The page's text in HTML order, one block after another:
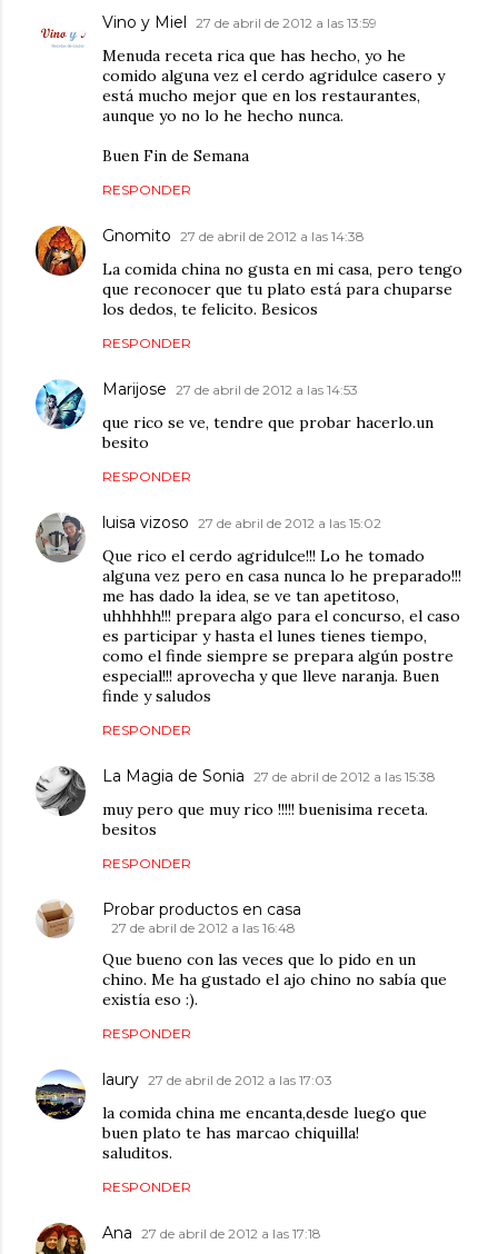
Vino y Miel 27 de abril de 2012 a las 13:59
Menuda receta rica que has hecho, yo he
comido alguna vez el cerdo agridulce casero y
está mucho mejor que en los restaurantes,
aunque yo no lo he hecho nunca.
Buen Fin de Semana
RESPONDER
Gnomito 27 de abril de 2012 a las 14:38
La comida china no gusta en mi casa, pero tengo
que reconocer que tu plato está para chuparse
los dedos, te felicito. Besicos
RESPONDER
Marijose 27 de abril de 2012 a las 14:53
que rico se ve, tendre que probar hacerlo.un
besito
RESPONDER
luisa vizoso 27 de abril de 2012 a las 15:02
Que rico el cerdo agridulce!!! Lo he tomado
alguna vez pero en casa nunca lo he preparado!!!
me has dado la idea, se ve tan apetitoso,
uhhhhh!!! prepara algo para el concurso, el caso
es participar y hasta el lunes tienes tiempo,
como el finde siempre se prepara algún postre
especial!!! aprovecha y que lleve naranja. Buen
finde y saludos
RESPONDER
La Magia de Sonia 27 de abril de 2012 a las 15:38
muy pero que muy rico !!!!! buenisima receta.
besitos
RESPONDER
Probar productos en casa
27 de abril de 2012 a las 16:48
Que bueno con las veces que lo pido en un
chino. Me ha gustado el ajo chino no sabía que
existía eso :).
RESPONDER
laury 27 de abril de 2012 a las 17:03
la comida china me encanta,desde luego que
buen plato te has marcao chiquilla!
saluditos.
RESPONDER
Ana 27 de abril de 2012 a las 17:18